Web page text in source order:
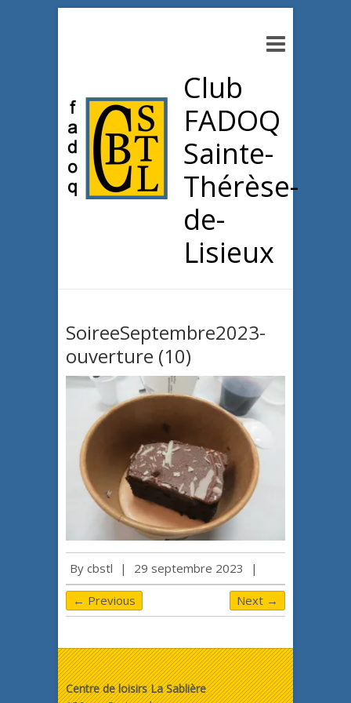
Club
FADOQ
Sainte-
Thérèse-
de-
Lisieux
SoireeSeptembre2023-
ouverture (10)
By cbstl | 29 septembre 2023 |
← Previous Next →
Centre de loisirs La Sablière